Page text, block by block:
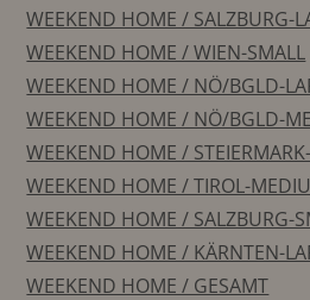
WEEKEND HOME / SALZBURG-
WEEKEND HOME / WIEN-SMALL
WEEKEND HOME / NÖ/BGLD-
WEEKEND HOME / NÖ/BGLD-
WEEKEND HOME /
WEEKEND HOME / TIROL-
WEEKEND HOME / SALZBURG-
WEEKEND HOME / KÄRNTEN-
WEEKEND HOME / GESAMT